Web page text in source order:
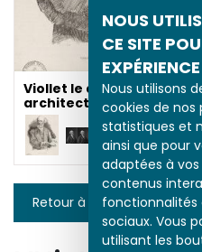
NOUS
CE SITE
Nous utilisons
cookies de nos
statistiques et
ainsi que pour
adaptées à
contenus
fonctionnalités
sociaux. Vous
utilisant les
Viollet le duc, roi des
architectes
Retour à la liste